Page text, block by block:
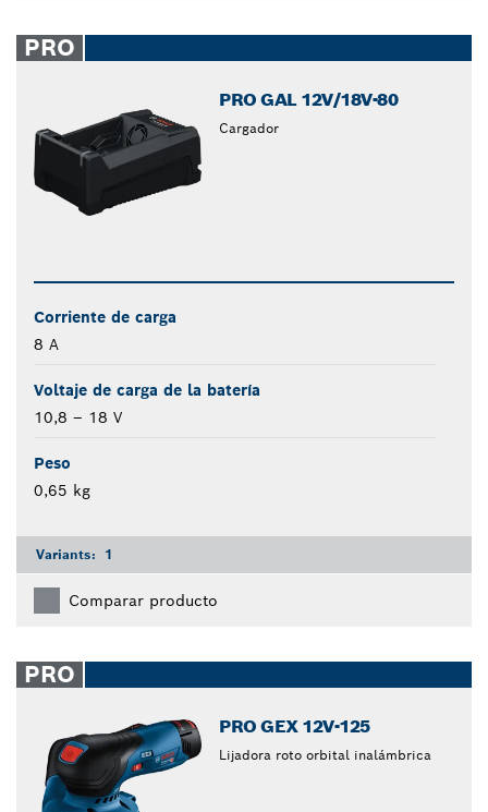
PRO
PRO GAL 12V/18V-80
Cargador
Corriente de carga
8 A
Voltaje de carga de la batería
10,8 – 18 V
Peso
0,65 kg
Variants: 1
Comparar producto
PRO
PRO GEX 12V-125
Lijadora roto orbital inalámbrica